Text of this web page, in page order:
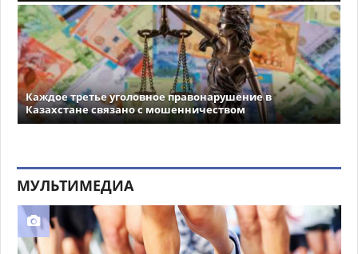
Каждое третье уголовное правонарушение в
Казахстане связано с мошенничеством
МУЛЬТИМЕДИА